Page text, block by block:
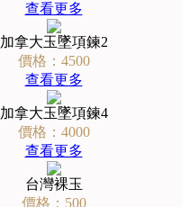
查看更多
加拿大玉墜項鍊2
價格：4500
查看更多
加拿大玉墜項鍊4
價格：4000
查看更多
台灣裸玉
價格：500